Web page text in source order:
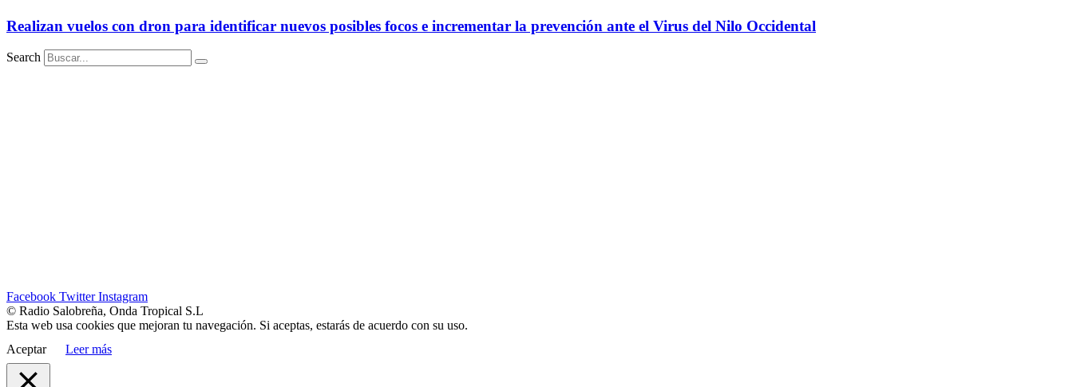
Realizan vuelos con dron para identificar nuevos posibles focos e incrementar la prevención ante el Virus del Nilo Occidental
Search
Facebook Twitter Instagram
© Radio Salobreña, Onda Tropical S.L
Esta web usa cookies que mejoran tu navegación. Si aceptas, estarás de acuerdo con su uso.
Aceptar
Leer más